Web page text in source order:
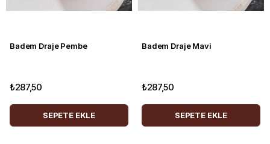
Badem Draje Pembe
₺287,50
SEPETE EKLE
Badem Draje Mavi
₺287,50
SEPETE EKLE